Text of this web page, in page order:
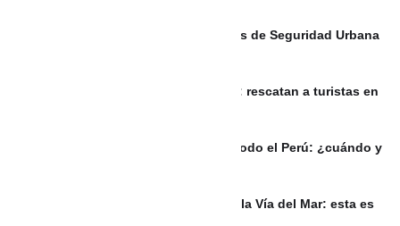
200 nuevos Policías para los Bloques de Seguridad Urbana
VIDEO Sin gasolina y desorientados: rescatan a turistas en
PERÚ: Eclipse lunar será visible en todo el Perú: ¿cuándo y
Habitantes de La Boquilla bloquean la Vía del Mar: esta es